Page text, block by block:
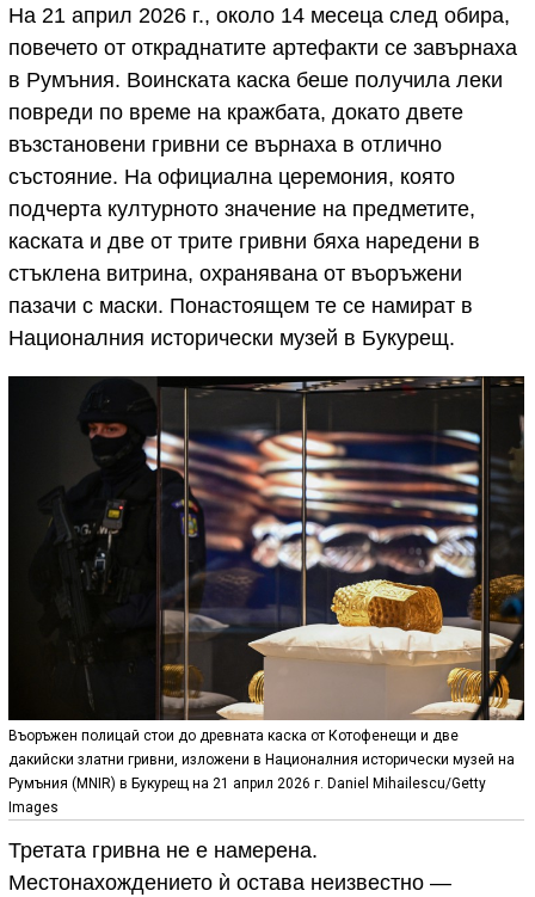
На 21 април 2026 г., около 14 месеца след обира,
повечето от откраднатите артефакти се завърнаха
в Румъния. Воинската каска беше получила леки
повреди по време на кражбата, докато двете
възстановени гривни се върнаха в отлично
състояние. На официална церемония, която
подчерта културното значение на предметите,
каската и две от трите гривни бяха наредени в
стъклена витрина, охранявана от въоръжени
пазачи с маски. Понастоящем те се намират в
Националния исторически музей в Букурещ.
Въоръжен полицай стои до древната каска от Котофенещи и две
дакийски златни гривни, изложени в Националния исторически музей на
Румъния (MNIR) в Букурещ на 21 април 2026 г. Daniel Mihailescu/Getty
Images
Третата гривна не е намерена.
Местонахождението ѝ остава неизвестно —